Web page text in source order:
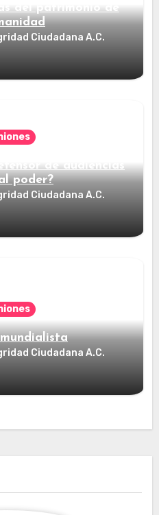
del patrimonio de
Ciudadana A.C.
de audiencias
poder?
Ciudadana A.C.
Ciudadana A.C.